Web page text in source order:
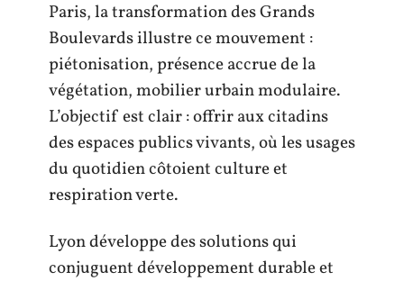
Paris, la transformation des Grands
Boulevards illustre ce mouvement :
piétonisation, présence accrue de la
végétation, mobilier urbain modulaire.
L’objectif est clair : offrir aux citadins
des espaces publics vivants, où les usages
du quotidien côtoient culture et
respiration verte.
Lyon développe des solutions qui
conjuguent développement durable et